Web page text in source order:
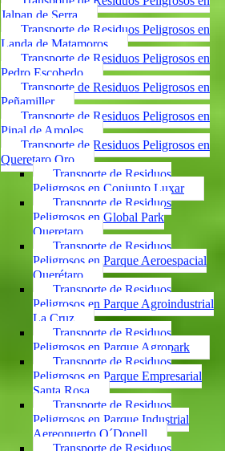
Jalpan de Serra
Transporte de Residuos Peligrosos en
Landa de Matamoros
Transporte de Residuos Peligrosos en
Pedro Escobedo
Transporte de Residuos Peligrosos en
Peñamiller
Transporte de Residuos Peligrosos en
Pinal de Amoles
Transporte de Residuos Peligrosos en
Queretaro Qro
Transporte de Residuos
Peligrosos en Conjunto Luxar
Transporte de Residuos
Peligrosos en Global Park
Queretaro
Transporte de Residuos
Peligrosos en Parque Aeroespacial
Querétaro
Transporte de Residuos
Peligrosos en Parque Agroindustrial
La Cruz
Transporte de Residuos
Peligrosos en Parque Agropark
Transporte de Residuos
Peligrosos en Parque Empresarial
Santa Rosa
Transporte de Residuos
Peligrosos en Parque Industrial
Aereopuerto O´Donell
Transporte de Residuos